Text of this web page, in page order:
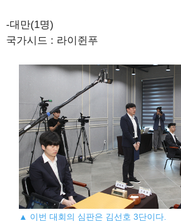
-대만(1명)
국가시드 : 라이쥔푸
▲ 이번 대회의 심판은 김선호 3단이다.